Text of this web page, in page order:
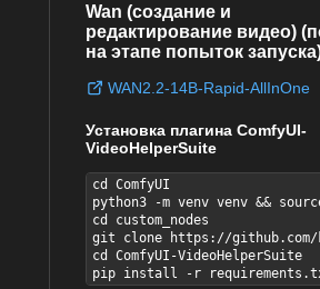
Wan (создание и
редактирование видео)
на этапе попыток
WAN2.2-14B-Rapid-AllInOne
Установка плагина ComfyUI-
VideoHelperSuite
cd ComfyUI
python3 -m venv venv &&
cd custom_nodes
git clone https://github.com/
cd ComfyUI-VideoHelperSuite
pip install -r